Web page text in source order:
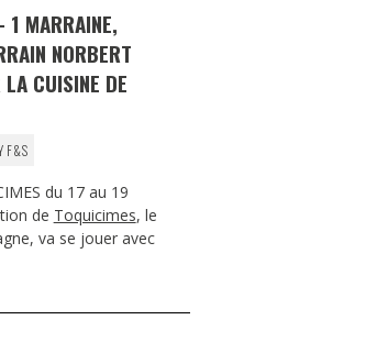
1 MARRAINE,
NORBERT
CUISINE DE
F&S
du 17 au 19
de Toquicimes, le
va se jouer avec